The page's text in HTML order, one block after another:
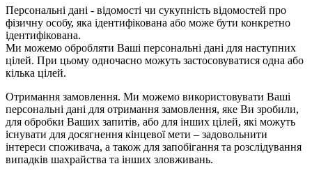
Персональні дані - відомості чи сукупність відомостей про
фізичну особу, яка ідентифікована або може бути конкретно
ідентифікована.
Ми можемо обробляти Ваші персональні дані для наступних
цілей. При цьому одночасно можуть застосовуватися одна або
кілька цілей.
Отримання замовлення. Ми можемо використовувати Ваші
персональні дані для отримання замовлення, яке Ви зробили,
для обробки Ваших запитів, або для інших цілей, які можуть
існувати для досягнення кінцевої мети – задовольнити
інтереси споживача, а також для запобігання та розслідування
випадків шахрайства та інших зловживань.